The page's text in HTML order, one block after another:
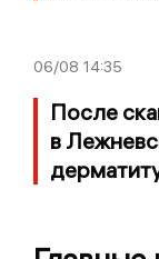
06/08 14:35
После
в